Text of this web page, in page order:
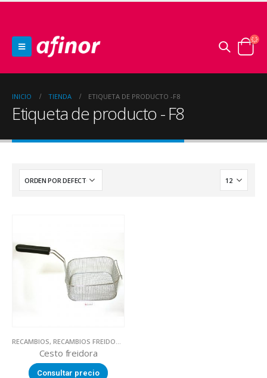
INICIO TIENDA ETIQUETA DE PRODUCTO -F8
Etiqueta de producto - F8
RECAMBIOS, RECAMBIOS FREIDORAS
Cesto freidora
Consultar precio